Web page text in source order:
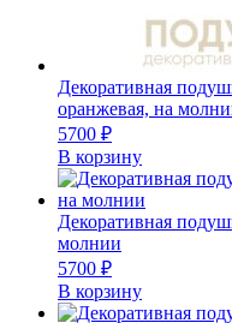
Декоративная
оранжевая, на
5700 ₽
В корзину
Декоративная
молнии
5700 ₽
В корзину